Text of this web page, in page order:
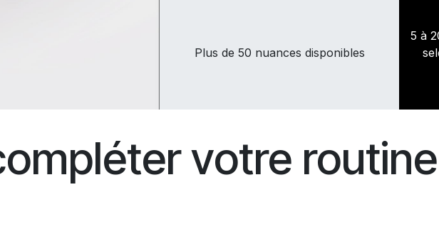
Plus de 50 nuances disponibles
5 à
votre routine